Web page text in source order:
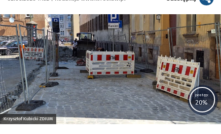
Kliknij, aby powiększyć
Krzysztof Kubicki ZDIUM
postęp:
20%